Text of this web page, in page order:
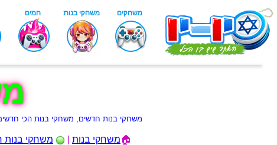
משחקי בנות חדשים, משחקי בנות הכי חדשים באתר יויו לשנת 2026, משחקים חדשים לבנות בלבד , מישחקי בנות
🏠משחקי בנות משחקי בנות